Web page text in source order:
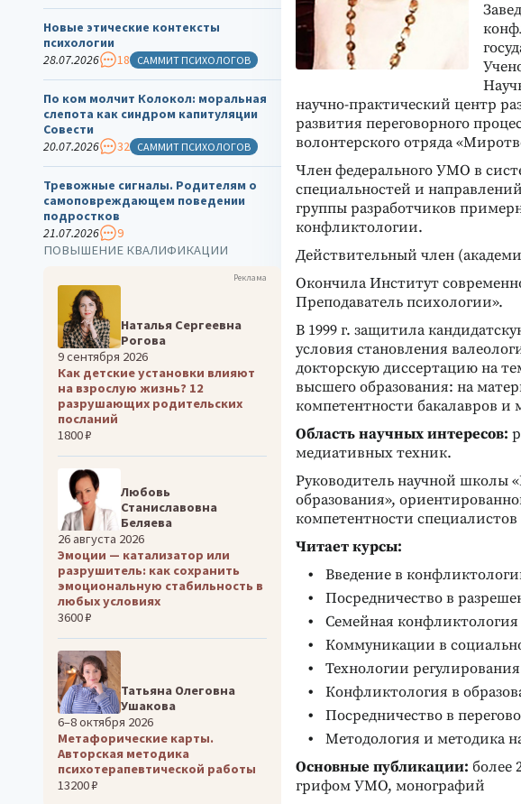
научно-практический центр
развития переговорного
волонтерского отряда
Член федерального УМО в
специальностей и
группы разработчиков
конфликтологии.
Действительный член
Окончила Институт
Преподаватель психологии».
В 1999 г. защитила
условия становления
докторскую диссертацию на
высшего образования: на
компетентности бакалавров и
Область научных интересов:
медиативных техник.
Руководитель научной школы
образования»,
компетентности
Читает курсы:
Введение в
Посредничество в
Семейная конфликтология
Коммуникации в
Технологии
Конфликтология в
Посредничество в
Методология и методика
Основные публикации: более
грифом УМО, монографий
Новые этические контексты
психологии
28.07.2026
18 САММИТ ПСИХОЛОГОВ
По ком молчит Колокол: моральная
слепота как синдром капитуляции
Совести
20.07.2026
32 САММИТ ПСИХОЛОГОВ
Тревожные сигналы. Родителям о
самоповреждающем поведении
подростков
21.07.2026
9
ПОВЫШЕНИЕ КВАЛИФИКАЦИИ
Реклама
Наталья Сергеевна
Рогова
9 сентября 2026
Как детские установки влияют
на взрослую жизнь? 12
разрушающих родительских
посланий
1800 ₽
Любовь
Станиславовна
Беляева
26 августа 2026
Эмоции — катализатор или
разрушитель: как сохранить
эмоциональную стабильность в
любых условиях
3600 ₽
Татьяна Олеговна
Ушакова
6–8 октября 2026
Метафорические карты.
Авторская методика
психотерапевтической работы
13200 ₽